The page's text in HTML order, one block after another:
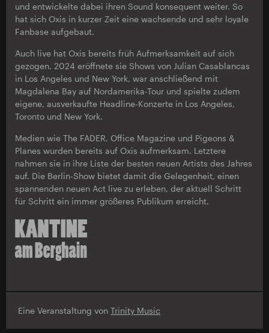
und entwickelte dabei ihren Sound konsequent weiter. So
hat sich Oxis in kurzer Zeit eine wachsende und sehr loyale
Fanbase aufgebaut.
Auch live hat Oxis bereits früh Aufmerksamkeit auf sich
gezogen. 2024 eröffnete sie Shows von Julian Casablancas
in Los Angeles und New York, war anschließend mit
Magdalena Bay auf Nordamerika-Tour und spielte zudem
eigene, ausverkaufte Headline-Konzerte in Los Angeles,
Toronto und New York.
Medien wie The FADER, Office Magazine und Pigeons &
Planes wurden bereits auf Oxis aufmerksam. Letztere
nahmen sie in ihre Liste der besten neuen Artists des Jahres
auf. Die Berlin-Show bietet damit die Gelegenheit, einen
spannenden neuen Act live zu erleben, der aktuell Schritt
für Schritt ein immer größeres Publikum erreicht.
Eine Veranstaltung von Trinity Music